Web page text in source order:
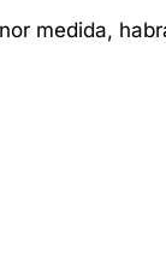
medida,